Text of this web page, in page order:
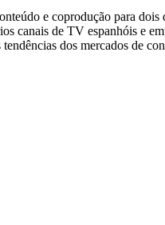
e coprodução para
canais de TV espanhóis e
de ponta das tendências